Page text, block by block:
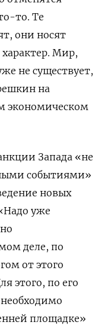
то. Те
они носят
Мир,
не существует,
на
экономическом
Запада «не
событиями»
новых
уже
деле, по
от этого
этого, по его
площадке»